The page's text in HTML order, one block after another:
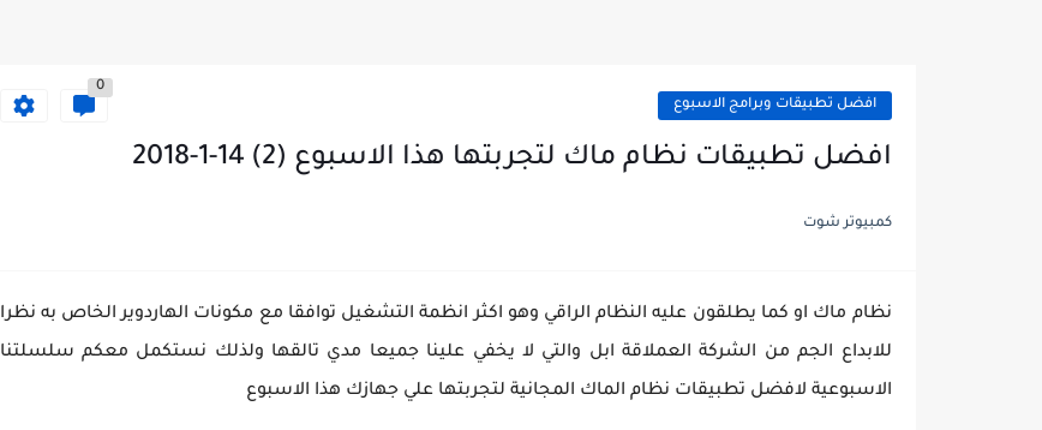
افضل تطبيقات وبرامج الاسبوع
0
افضل تطبيقات نظام ماك لتجربتها هذا الاسبوع (2) 14-1-2018
كمبيوتر شوت
نظام ماك او كما يطلقون عليه النظام الراقي وهو اكثر انظمة التشغيل توافقا مع مكونات الهاردوير الخاص به نظرا
للابداع الجم من الشركة العملاقة ابل والتي لا يخفي علينا جميعا مدي تالقها ولذلك نستكمل معكم سلسلتنا
الاسبوعية لافضل تطبيقات نظام الماك المجانية لتجربتها علي جهازك هذا الاسبوع